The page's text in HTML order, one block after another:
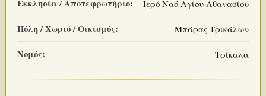
Εκκλησία / Αποτεφρωτήριο: Ιερό Ναό Αγίου Αθανασίου
Πόλη / Χωριό / Οικισμός: Μπάρας Τρικάλων
Νομός: Τρίκαλα